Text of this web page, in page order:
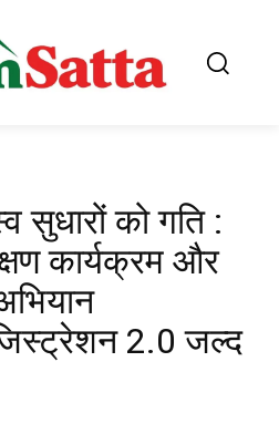
सुधारों को गति :
कार्यक्रम और
2.0 जल्द